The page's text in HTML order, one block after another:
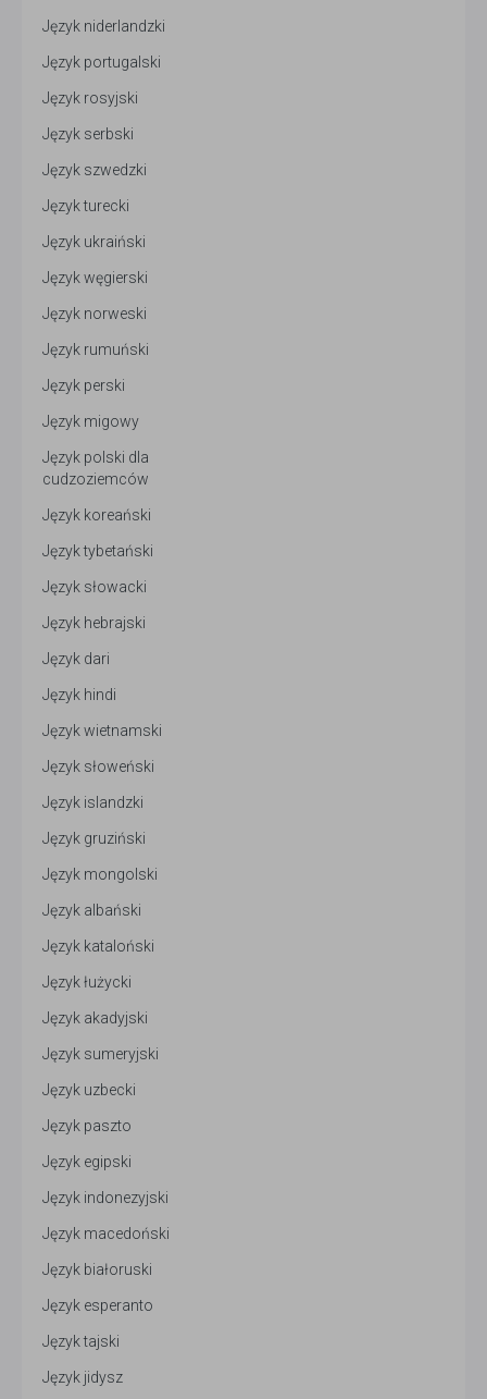
Język niderlandzki
Język portugalski
Język rosyjski
Język serbski
Język szwedzki
Język turecki
Język ukraiński
Język węgierski
Język norweski
Język rumuński
Język perski
Język migowy
Język polski dla
cudzoziemców
Język koreański
Język tybetański
Język słowacki
Język hebrajski
Język dari
Język hindi
Język wietnamski
Język słoweński
Język islandzki
Język gruziński
Język mongolski
Język albański
Język kataloński
Język łużycki
Język akadyjski
Język sumeryjski
Język uzbecki
Język paszto
Język egipski
Język indonezyjski
Język macedoński
Język białoruski
Język esperanto
Język tajski
Język jidysz